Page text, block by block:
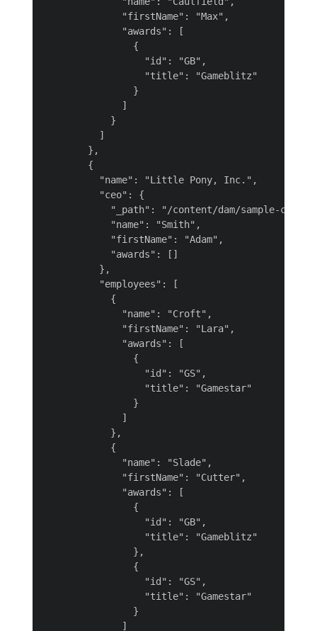
              "firstName": "Max",
              "awards": [
                {
                  "id": "GB",
                  "title": "Gameblitz"
                }
              ]
            }
          ]
        },
        {
          "name": "Little Pony, Inc.",
          "ceo": {
"_path": "/content/dam/sample-
            "name": "Smith",
            "firstName": "Adam",
            "awards": []
          },
          "employees": [
            {
              "name": "Croft",
              "firstName": "Lara",
              "awards": [
                {
                  "id": "GS",
                  "title": "Gamestar"
                }
              ]
            },
            {
              "name": "Slade",
              "firstName": "Cutter",
              "awards": [
                {
                  "id": "GB",
                  "title": "Gameblitz"
                },
                {
                  "id": "GS",
                  "title": "Gamestar"
                }
              ]